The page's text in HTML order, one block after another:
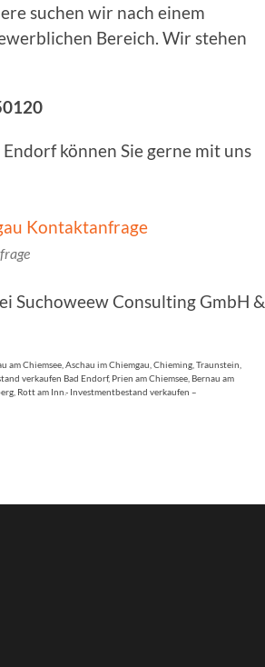
suchen wir nach einem
Bereich. Wir stehen
können Sie gerne mit uns
Suchoweew Consulting GmbH &
am Chiemsee, Aschau im Chiemgau, Chieming, Traunstein,
verkaufen Bad Endorf, Prien am Chiemsee, Bernau am
Rott am Inn.- Investmentbestand verkaufen –